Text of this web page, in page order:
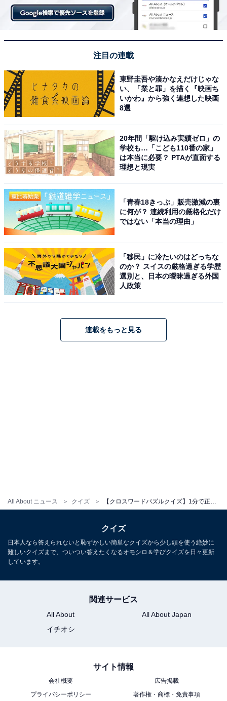
All About ニュース クイズ
注目の連載
東野圭吾や湊かなえだけじゃな
い、「業と罪」を描く『映画ち
いかわ』から強く連想した映画
8選
20年間「駆け込み実績ゼロ」の
学校も…「こども110番の家」
は本当に必要？ PTAが直面する
理想と現実
「青春18きっぷ」販売激減の裏
に何が？ 連続利用の厳格化だけ
ではない「本当の理由」
「移民」に冷たいのはどっちな
のか？ スイスの厳格過ぎる学歴
選別と、日本の曖昧過ぎる外国
人政策
連載をもっと見る
クイズ
日本人なら答えられないと恥ずかしい簡単なクイズから少し頭を使う絶妙に
難しいクイズまで、ついつい答えたくなるオモシロ＆学びクイズを日々更新
しています。
関連サービス
All About
All About Japan
イチオシ
サイト情報
会社概要
広告掲載
プライバシーポリシー
著作権・商標・免責事項